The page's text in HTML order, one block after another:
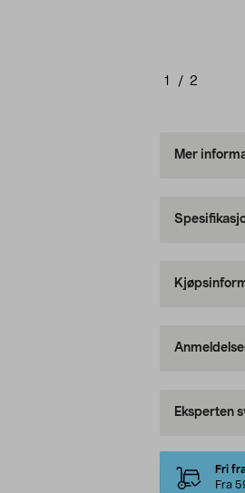
1 / 2
Mer
Eksperten
Fri
Fra